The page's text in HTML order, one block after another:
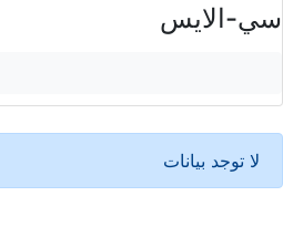
سي-الايس
لا توجد بيانات